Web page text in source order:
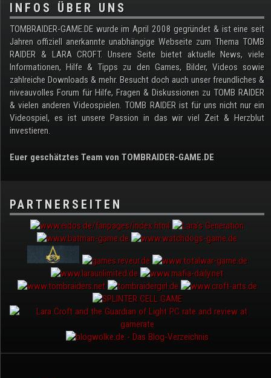
INFOS ÜBER UNS
TOMBRAIDER-GAME.DE wurde im April 2008 gegründet & ist eine seit
Jahren offiziell anerkannte unabhängige Webseite zum Thema TOMB
RAIDER & LARA CROFT. Unsere Seite bietet aktuelle News, viele
Informationen, Hilfe & Tipps zu den Games, Bilder, Videos sowie
zahlreiche Downloads & mehr. Besucht doch auch unser freundliches &
niveauvolles Forum für Hilfe, Fragen & Diskussionen zu TOMB RAIDER
& vielen anderen Videospielen. TOMB RAIDER ist für uns nicht nur ein
Videospiel, es ist unsere Passion in das wir viel Zeit & Herzblut
investieren.
Euer geschätztes Team von TOMBRAIDER-GAME.DE
PARTNERSEITEN